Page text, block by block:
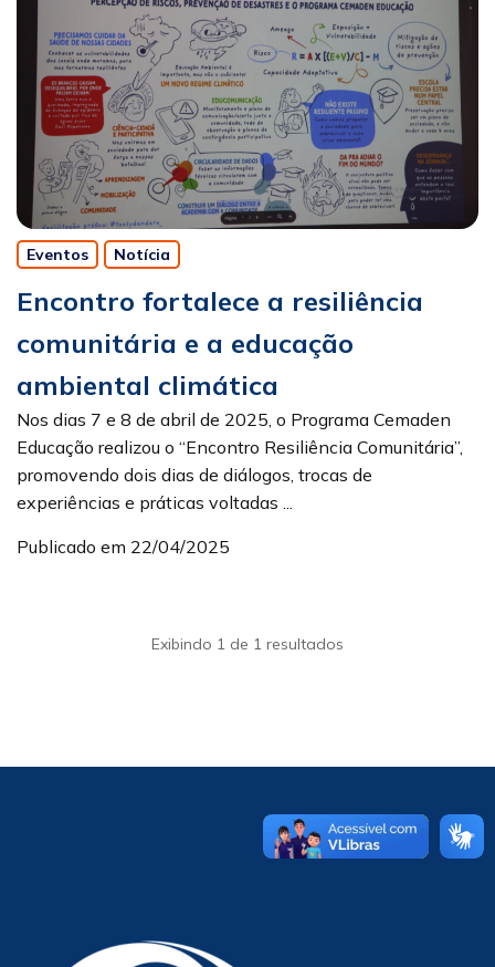
Eventos Notícia
Encontro fortalece a resiliência
comunitária e a educação
ambiental climática
Nos dias 7 e 8 de abril de 2025, o Programa Cemaden
Educação realizou o “Encontro Resiliência Comunitária”,
promovendo dois dias de diálogos, trocas de
experiências e práticas voltadas ...
Publicado em 22/04/2025
Exibindo 1 de 1 resultados